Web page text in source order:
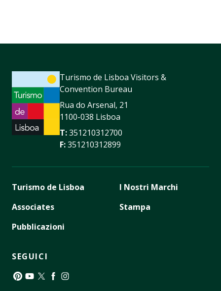
Turismo de Lisboa Visitors &
Convention Bureau
Rua do Arsenal, 21
1100-038 Lisboa
T:351210312700
F:351210312899
Turismo de Lisboa
Associates
Pubblicazioni
I Nostri Marchi
Stampa
SEGUICI